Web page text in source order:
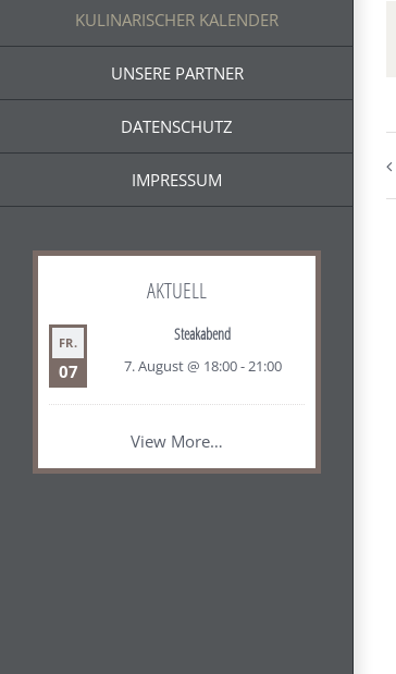
KULINARISCHER KALENDER
UNSERE PARTNER
DATENSCHUTZ
IMPRESSUM
AKTUELL
FR.
07
Steakabend
7. August @ 18:00-21:00
View More…